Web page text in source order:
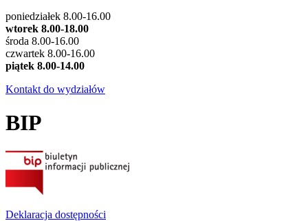
poniedziałek 8.00-16.00
wtorek 8.00-18.00
środa 8.00-16.00
czwartek 8.00-16.00
piątek 8.00-14.00
Kontakt do wydziałów
BIP
Deklaracja dostępności